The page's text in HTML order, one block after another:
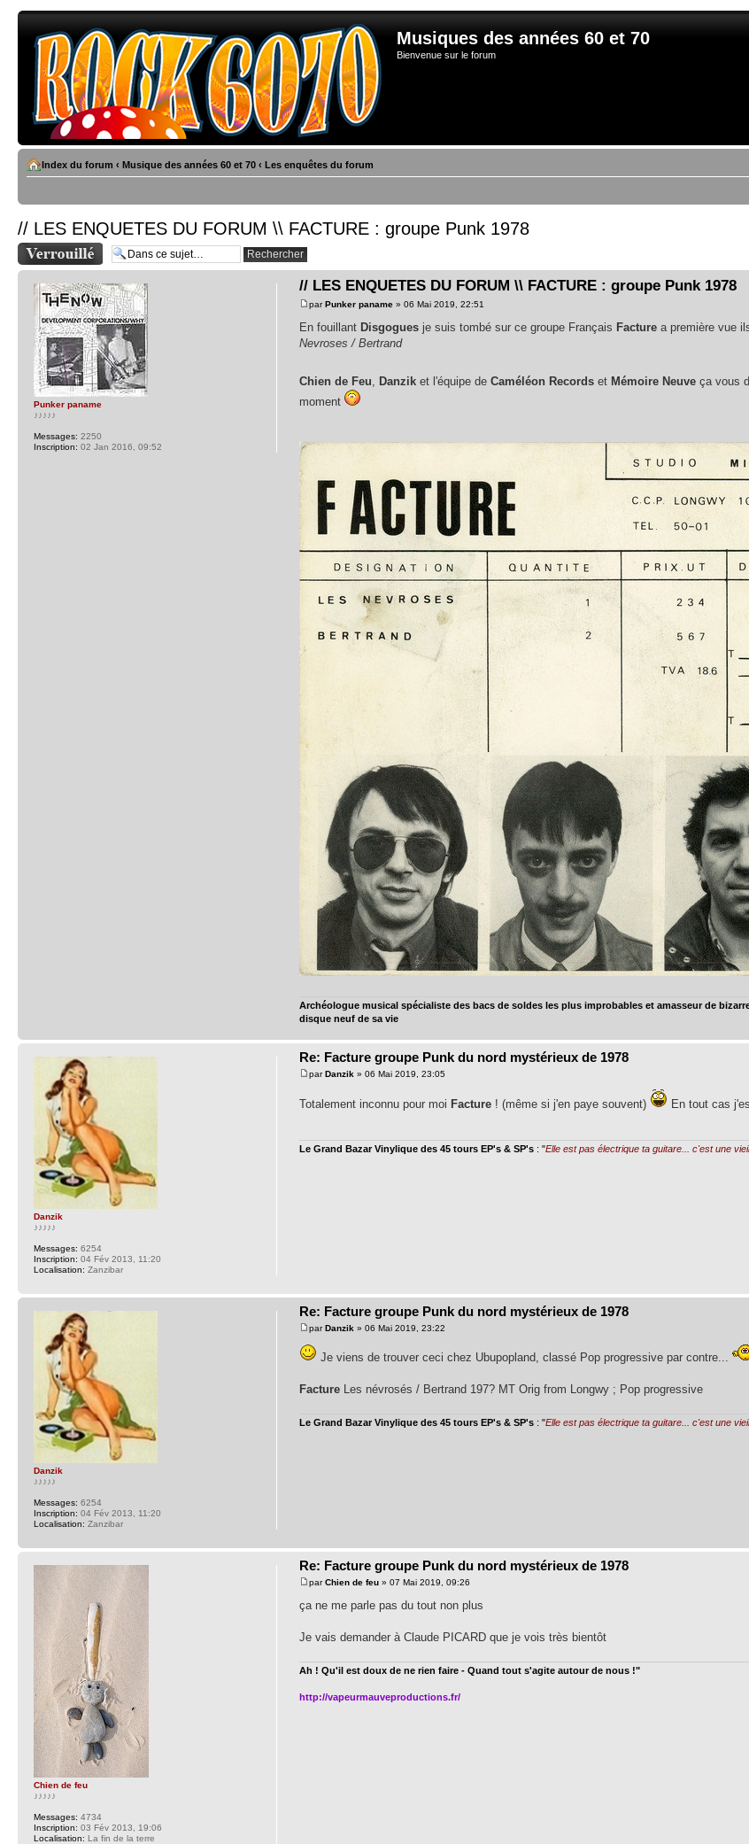
Musiques des années 60 et 70
Bienvenue sur le forum
Index du forum ‹ Musique des années 60 et 70 ‹ Les enquêtes du forum
// LES ENQUETES DU FORUM \\ FACTURE : groupe Punk 1978
Sujet verrouillé
// LES ENQUETES DU FORUM \\ FACTURE : groupe Punk 1978
parPunker paname » 06 Mai 2019, 22:51
En fouillant Disgogues je suis tombé sur ce groupe Français Facture a première vue
Nevroses / Bertrand
Chien de Feu, Danziket l'équipe deCaméléon Recordset Mémoire Neuve ça vous
moment
Archéologue musical spécialiste des bacs de soldes les plus improbables et amasseur de
disque neuf de sa vie
Punker paname
♪♪♪♪♪
Messages: 2250
Inscription: 02 Jan 2016, 09:52
Re: Facture groupe Punk du nord mystérieux de 1978
parDanzik » 06 Mai 2019, 23:05
Totalement inconnu pour moi Facture ! (même si j'en paye souvent) En tout cas
Le Grand Bazar Vinylique des 45 tours EP's & SP's : "Elle est pas électrique ta guitare... c'est une
Danzik
♪♪♪♪♪
Messages: 6254
Inscription: 04 Fév 2013, 11:20
Localisation: Zanzibar
Re: Facture groupe Punk du nord mystérieux de 1978
parDanzik » 06 Mai 2019, 23:22
Je viens de trouver ceci chez Ubupopland, classé Pop progressive par contre...
Facture Les névrosés / Bertrand 197? MT Orig from Longwy ; Pop progressive
Le Grand Bazar Vinylique des 45 tours EP's & SP's : "Elle est pas électrique ta guitare... c'est une
Danzik
♪♪♪♪♪
Messages: 6254
Inscription: 04 Fév 2013, 11:20
Localisation: Zanzibar
Re: Facture groupe Punk du nord mystérieux de 1978
parChien de feu » 07 Mai 2019, 09:26
ça ne me parle pas du tout non plus
Je vais demander à Claude PICARD que je vois très bientôt
Ah ! Qu'il est doux de ne rien faire - Quand tout s'agite autour de nous !"
http://vapeurmauveproductions.fr/
Chien de feu
♪♪♪♪♪
Messages: 4734
Inscription: 03 Fév 2013, 19:06
Localisation: La fin de la terre